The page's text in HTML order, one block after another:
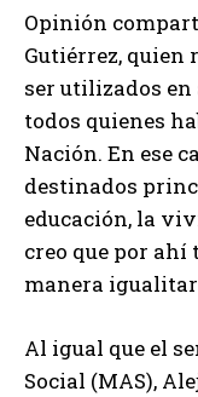
Opinión
Gutiérrez, quien
ser utilizados en
todos quienes
Nación. En ese
destinados
educación, la
creo que por ahí
manera
Al igual que el
Social (MAS),